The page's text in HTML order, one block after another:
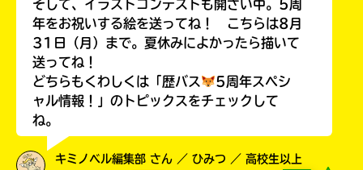
Loading...
そして、イラストコンテストも開さい中。5周
年をお祝いする絵を送ってね！ こちらは8月
31日（月）まで。夏休みによかったら描いて
送ってね！
どちらもくわしくは「歴バス
5周年スペシ
ャル情報！」のトピックスをチェックして
ね。
キミノベル編集部 さん ／ ひみつ ／ 高校生以上